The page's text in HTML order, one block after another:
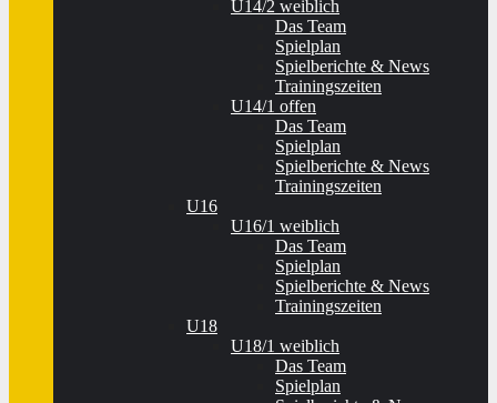
U14/2 weiblich
Das Team
Spielplan
Spielberichte & News
Trainingszeiten
U14/1 offen
Das Team
Spielplan
Spielberichte & News
Trainingszeiten
U16
U16/1 weiblich
Das Team
Spielplan
Spielberichte & News
Trainingszeiten
U18
U18/1 weiblich
Das Team
Spielplan